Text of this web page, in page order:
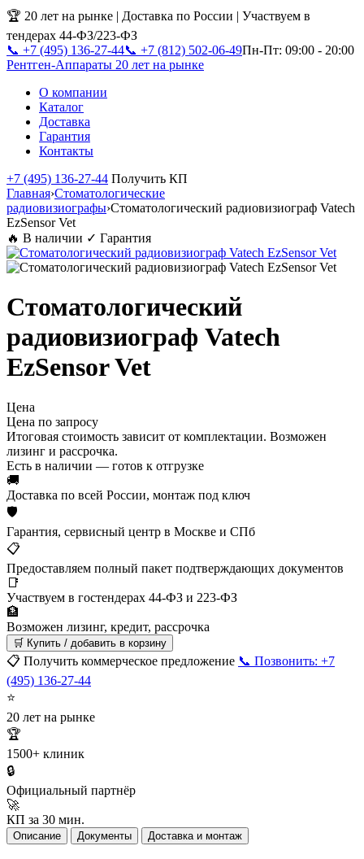
🏆 20 лет на рынке | Доставка по России | Участвуем в
тендерах 44-ФЗ/223-ФЗ
📞 +7 (495) 136-27-44📞 +7 (812) 502-06-49Пн-Пт: 09:00 - 20:00
Рентген-Аппараты 20 лет на рынке
О компании
Каталог
Доставка
Гарантия
Контакты
+7 (495) 136-27-44 Получить КП
Главная›Стоматологические
радиовизиографы›Стоматологический радиовизиограф Vatech
EzSensor Vet
🔥 В наличии ✓ Гарантия
Стоматологический
радиовизиограф Vatech
EzSensor Vet
Цена
Цена по запросу
Итоговая стоимость зависит от комплектации. Возможен
лизинг и рассрочка.
Есть в наличии — готов к отгрузке
🚚
Доставка по всей России, монтаж под ключ
🛡
Гарантия, сервисный центр в Москве и СПб
📋
Предоставляем полный пакет подтверждающих документов
📑
Участвуем в гостендерах 44-ФЗ и 223-ФЗ
🏦
Возможен лизинг, кредит, рассрочка
🛒 Купить / добавить в корзину
📋 Получить коммерческое предложение 📞 Позвонить: +7
(495) 136-27-44
⭐
20 лет на рынке
🏆
1500+ клиник
🔒
Официальный партнёр
🚀
КП за 30 мин.
Описание Документы Доставка и монтаж